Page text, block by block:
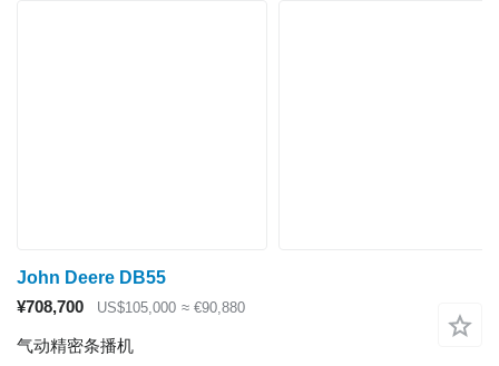
John Deere DB55
¥708,700
US$105,000 ≈ €90,880
气动精密条播机